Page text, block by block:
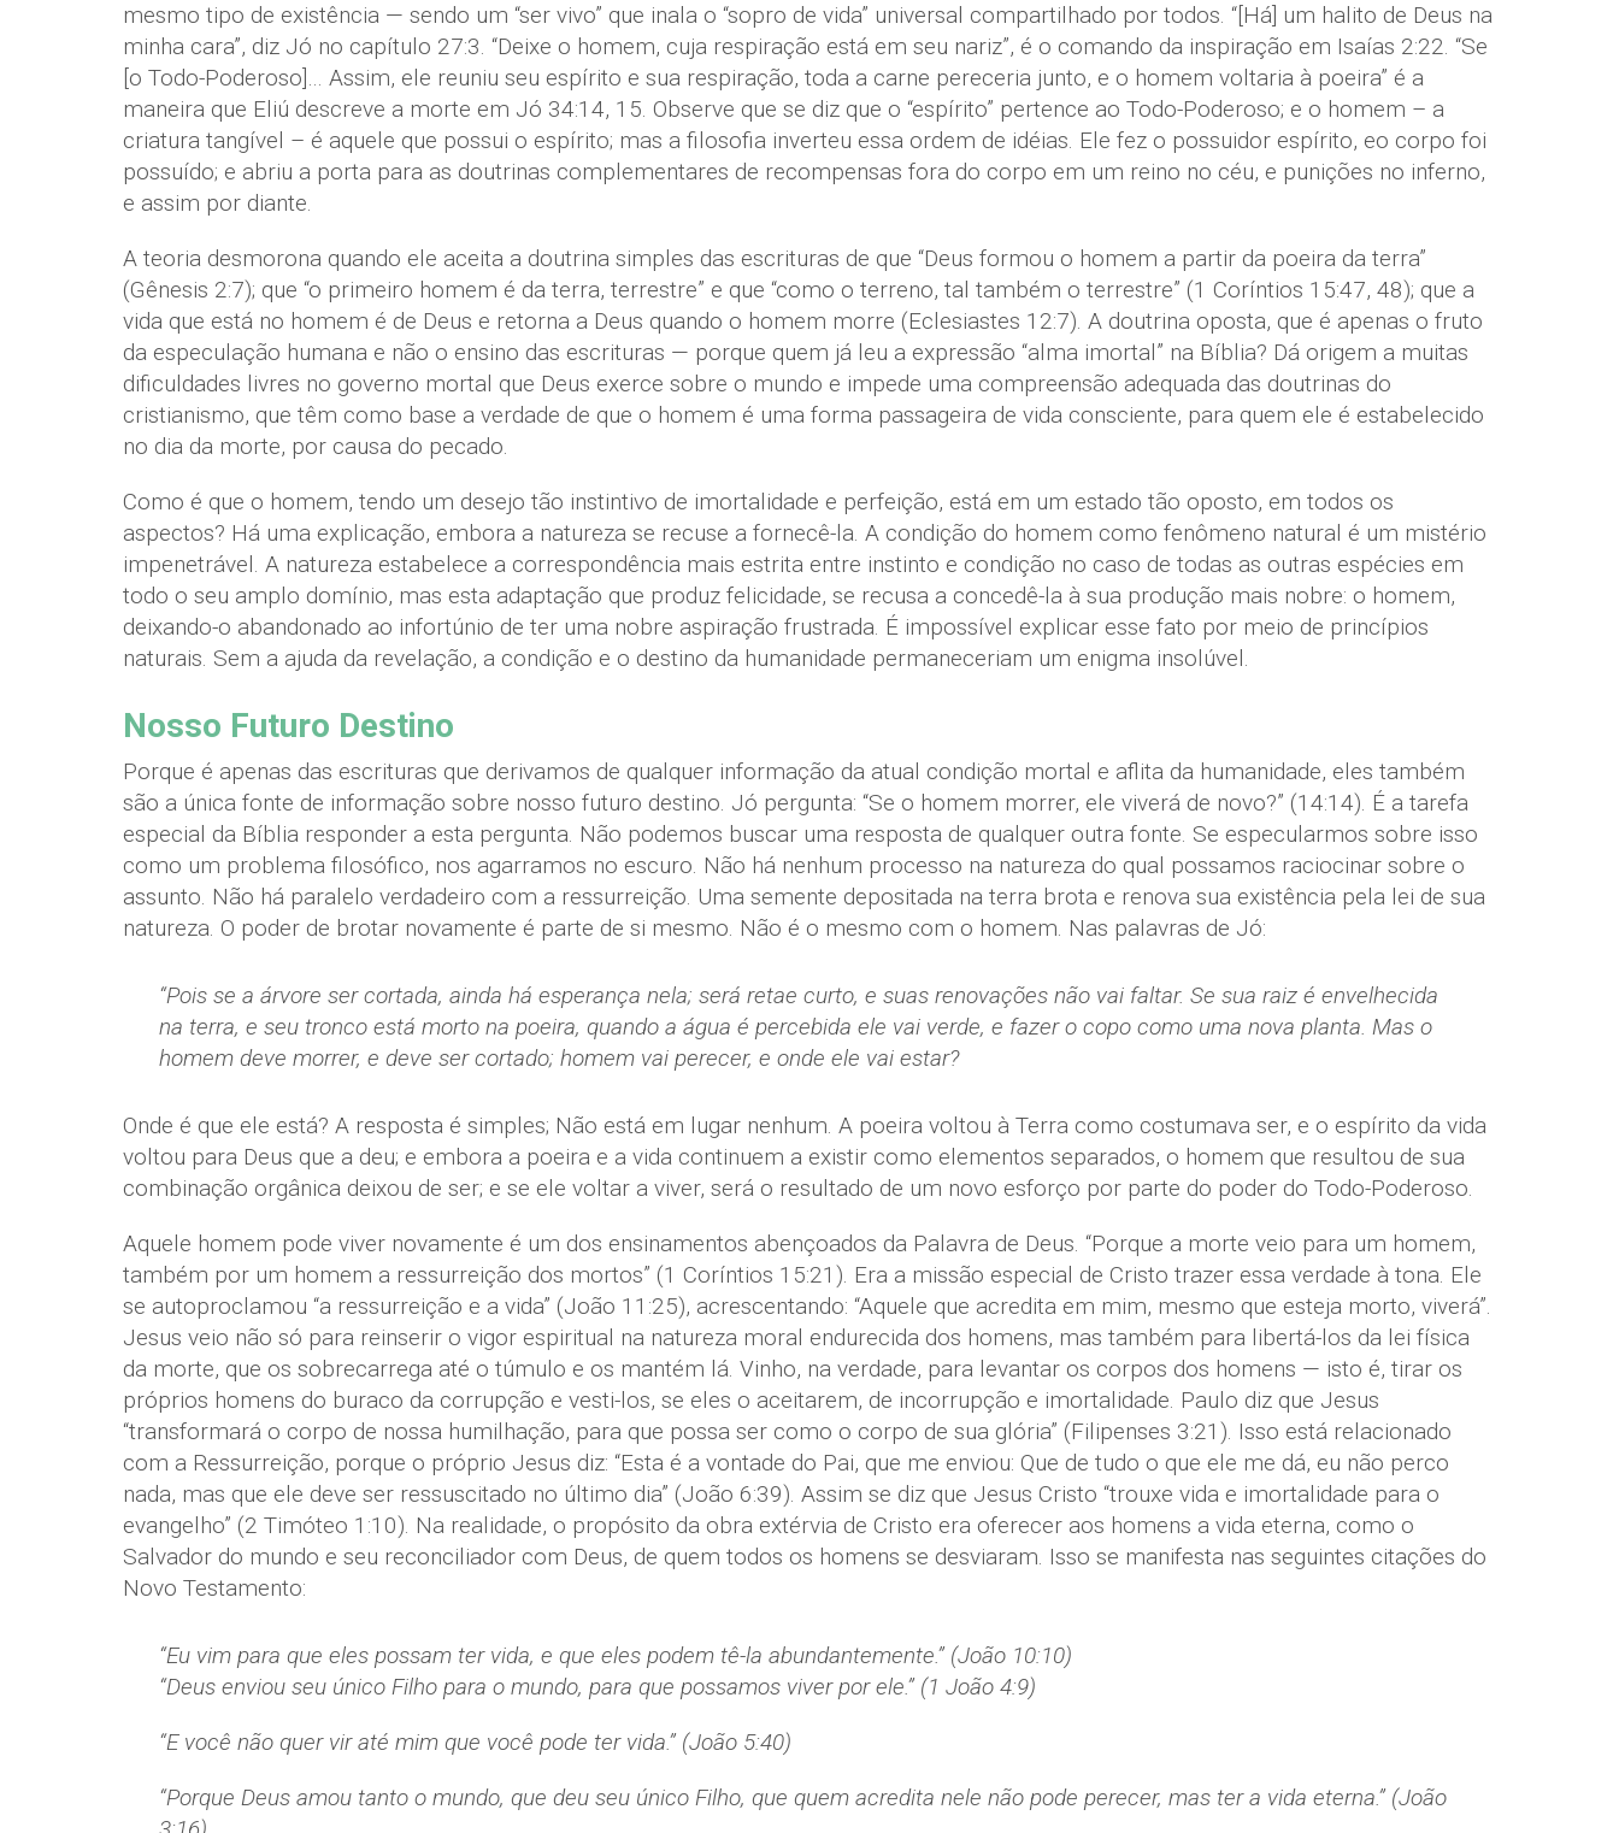
mesmo tipo de existência — sendo um “ser vivo” que inala o “sopro de vida” universal compartilhado por todos. “[Há] um halito de Deus na
minha cara”, diz Jó no capítulo 27:3. “Deixe o homem, cuja respiração está em seu nariz”, é o comando da inspiração em Isaías 2:22. “Se
[o Todo-Poderoso]… Assim, ele reuniu seu espírito e sua respiração, toda a carne pereceria junto, e o homem voltaria à poeira” é a
maneira que Eliú descreve a morte em Jó 34:14, 15. Observe que se diz que o “espírito” pertence ao Todo-Poderoso; e o homem – a
criatura tangível – é aquele que possui o espírito; mas a filosofia inverteu essa ordem de idéias. Ele fez o possuidor espírito, eo corpo foi
possuído; e abriu a porta para as doutrinas complementares de recompensas fora do corpo em um reino no céu, e punições no inferno,
e assim por diante.
A teoria desmorona quando ele aceita a doutrina simples das escrituras de que “Deus formou o homem a partir da poeira da terra”
(Gênesis 2:7); que “o primeiro homem é da terra, terrestre” e que “como o terreno, tal também o terrestre” (1 Coríntios 15:47, 48); que a
vida que está no homem é de Deus e retorna a Deus quando o homem morre (Eclesiastes 12:7). A doutrina oposta, que é apenas o fruto
da especulação humana e não o ensino das escrituras — porque quem já leu a expressão “alma imortal” na Bíblia? Dá origem a muitas
dificuldades livres no governo mortal que Deus exerce sobre o mundo e impede uma compreensão adequada das doutrinas do
cristianismo, que têm como base a verdade de que o homem é uma forma passageira de vida consciente, para quem ele é estabelecido
no dia da morte, por causa do pecado.
Como é que o homem, tendo um desejo tão instintivo de imortalidade e perfeição, está em um estado tão oposto, em todos os
aspectos? Há uma explicação, embora a natureza se recuse a fornecê-la. A condição do homem como fenômeno natural é um mistério
impenetrável. A natureza estabelece a correspondência mais estrita entre instinto e condição no caso de todas as outras espécies em
todo o seu amplo domínio, mas esta adaptação que produz felicidade, se recusa a concedê-la à sua produção mais nobre: o homem,
deixando-o abandonado ao infortúnio de ter uma nobre aspiração frustrada. É impossível explicar esse fato por meio de princípios
naturais. Sem a ajuda da revelação, a condição e o destino da humanidade permaneceriam um enigma insolúvel.
Nosso Futuro Destino
Porque é apenas das escrituras que derivamos de qualquer informação da atual condição mortal e aflita da humanidade, eles também
são a única fonte de informação sobre nosso futuro destino. Jó pergunta: “Se o homem morrer, ele viverá de novo?” (14:14). É a tarefa
especial da Bíblia responder a esta pergunta. Não podemos buscar uma resposta de qualquer outra fonte. Se especularmos sobre isso
como um problema filosófico, nos agarramos no escuro. Não há nenhum processo na natureza do qual possamos raciocinar sobre o
assunto. Não há paralelo verdadeiro com a ressurreição. Uma semente depositada na terra brota e renova sua existência pela lei de sua
natureza. O poder de brotar novamente é parte de si mesmo. Não é o mesmo com o homem. Nas palavras de Jó:
“Pois se a árvore ser cortada, ainda há esperança nela; será retae curto, e suas renovações não vai faltar. Se sua raiz é envelhecida
na terra, e seu tronco está morto na poeira, quando a água é percebida ele vai verde, e fazer o copo como uma nova planta. Mas o
homem deve morrer, e deve ser cortado; homem vai perecer, e onde ele vai estar?
Onde é que ele está? A resposta é simples; Não está em lugar nenhum. A poeira voltou à Terra como costumava ser, e o espírito da vida
voltou para Deus que a deu; e embora a poeira e a vida continuem a existir como elementos separados, o homem que resultou de sua
combinação orgânica deixou de ser; e se ele voltar a viver, será o resultado de um novo esforço por parte do poder do Todo-Poderoso.
Aquele homem pode viver novamente é um dos ensinamentos abençoados da Palavra de Deus. “Porque a morte veio para um homem,
também por um homem a ressurreição dos mortos” (1 Coríntios 15:21). Era a missão especial de Cristo trazer essa verdade à tona. Ele
se autoproclamou “a ressurreição e a vida” (João 11:25), acrescentando: “Aquele que acredita em mim, mesmo que esteja morto, viverá”.
Jesus veio não só para reinserir o vigor espiritual na natureza moral endurecida dos homens, mas também para libertá-los da lei física
da morte, que os sobrecarrega até o túmulo e os mantém lá. Vinho, na verdade, para levantar os corpos dos homens — isto é, tirar os
próprios homens do buraco da corrupção e vesti-los, se eles o aceitarem, de incorrupção e imortalidade. Paulo diz que Jesus
“transformará o corpo de nossa humilhação, para que possa ser como o corpo de sua glória” (Filipenses 3:21). Isso está relacionado
com a Ressurreição, porque o próprio Jesus diz: “Esta é a vontade do Pai, que me enviou: Que de tudo o que ele me dá, eu não perco
nada, mas que ele deve ser ressuscitado no último dia” (João 6:39). Assim se diz que Jesus Cristo “trouxe vida e imortalidade para o
evangelho” (2 Timóteo 1:10). Na realidade, o propósito da obra extérvia de Cristo era oferecer aos homens a vida eterna, como o
Salvador do mundo e seu reconciliador com Deus, de quem todos os homens se desviaram. Isso se manifesta nas seguintes citações do
Novo Testamento:
“Eu vim para que eles possam ter vida, e que eles podem tê-la abundantemente.” (João 10:10)
“Deus enviou seu único Filho para o mundo, para que possamos viver por ele.” (1 João 4:9)
“E você não quer vir até mim que você pode ter vida.” (João 5:40)
“Porque Deus amou tanto o mundo, que deu seu único Filho, que quem acredita nele não pode perecer, mas ter a vida eterna.” (João